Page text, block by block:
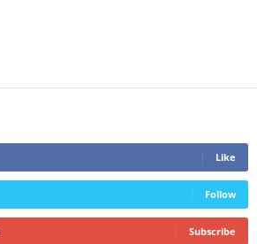
Like
Follow
Subscribe